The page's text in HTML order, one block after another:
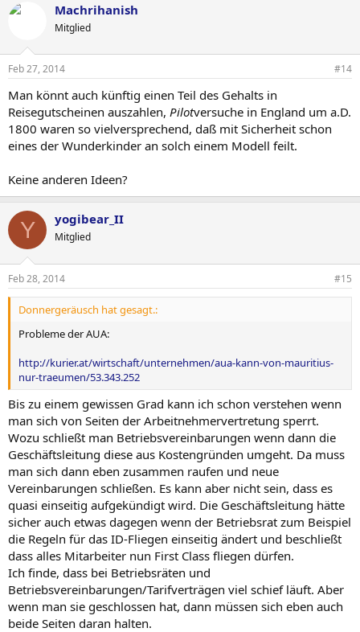
Machrihanish
Mitglied
Feb 27, 2014 #14
Man könnt auch künftig einen Teil des Gehalts in
Reisegutscheinen auszahlen, Pilotversuche in England um a.D.
1800 waren so vielversprechend, daß mit Sicherheit schon
eines der Wunderkinder an solch einem Modell feilt.
Keine anderen Ideen?
Y yogibear_II
Mitglied
Feb 28, 2014 #15
Donnergeräusch hat gesagt.:
Probleme der AUA:
http://kurier.at/wirtschaft/unternehmen/aua-kann-von-mauritius-
nur-traeumen/53.343.252
Bis zu einem gewissen Grad kann ich schon verstehen wenn
man sich von Seiten der Arbeitnehmervertretung sperrt.
Wozu schließt man Betriebsvereinbarungen wenn dann die
Geschäftsleitung diese aus Kostengründen umgeht. Da muss
man sich dann eben zusammen raufen und neue
Vereinbarungen schließen. Es kann aber nicht sein, dass es
quasi einseitig aufgekündigt wird. Die Geschäftsleitung hätte
sicher auch etwas dagegen wenn der Betriebsrat zum Beispiel
die Regeln für das ID-Fliegen einseitig ändert und beschließt
dass alles Mitarbeiter nun First Class fliegen dürfen.
Ich finde, dass bei Betriebsräten und
Betriebsvereinbarungen/Tarifverträgen viel schief läuft. Aber
wenn man sie geschlossen hat, dann müssen sich eben auch
beide Seiten daran halten.